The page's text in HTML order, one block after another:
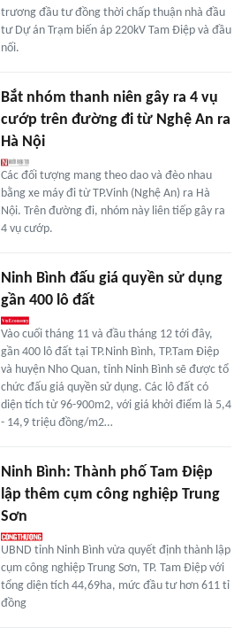
trương đầu tư đồng thời chấp thuận nhà đầu
tư Dự án Trạm biến áp 220kV Tam Điệp và đầu
nối.
Bắt nhóm thanh niên gây ra 4 vụ
cướp trên đường đi từ Nghệ An ra
Hà Nội
Các đối tượng mang theo dao và đèo nhau
bằng xe máy đi từ TP.Vinh (Nghệ An) ra Hà
Nội. Trên đường đi, nhóm này liên tiếp gây ra
4 vụ cướp.
Ninh Bình đấu giá quyền sử dụng
gần 400 lô đất
Vào cuối tháng 11 và đầu tháng 12 tới đây,
gần 400 lô đất tại TP.Ninh Bình, TP.Tam Điệp
và huyện Nho Quan, tỉnh Ninh Bình sẽ được tổ
chức đấu giá quyền sử dụng. Các lô đất có
diện tích từ 96-900m2, với giá khởi điểm là 5,4
- 14,9 triệu đồng/m2…
Ninh Bình: Thành phố Tam Điệp
lập thêm cụm công nghiệp Trung
Sơn
UBND tỉnh Ninh Bình vừa quyết định thành lập
cụm công nghiệp Trung Sơn, TP. Tam Điệp với
tổng diện tích 44,69ha, mức đầu tư hơn 611 tỉ
đồng